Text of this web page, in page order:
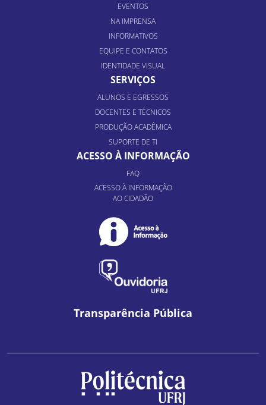
EVENTOS
NA IMPRENSA
INFORMATIVOS
EQUIPE E CONTATOS
IDENTIDADE VISUAL
SERVIÇOS
ALUNOS E EGRESSOS
DOCENTES E TÉCNICOS
PRODUÇÃO ACADÊMICA
SUPORTE DE TI
ACESSO À INFORMAÇÃO
FAQ
ACESSO À INFORMAÇÃO
AO CIDADÃO
Transparência Pública